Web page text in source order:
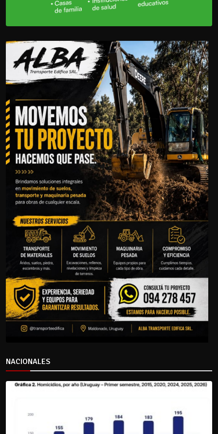
NACIONALES